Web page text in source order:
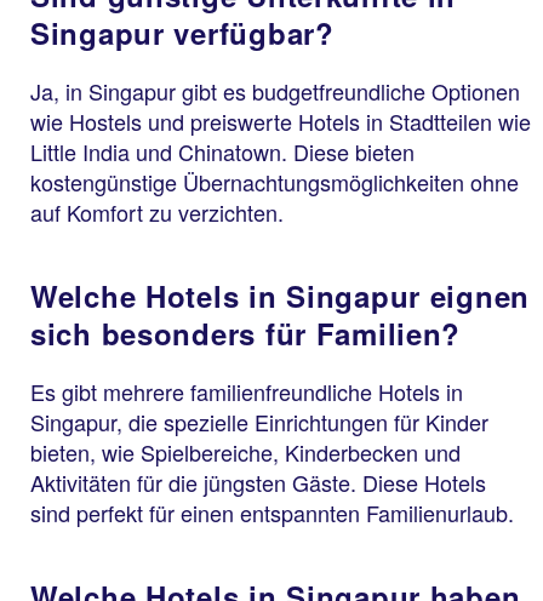
Singapur verfügbar?
Ja, in Singapur gibt es budgetfreundliche Optionen
wie Hostels und preiswerte Hotels in Stadtteilen wie
Little India und Chinatown. Diese bieten
kostengünstige Übernachtungsmöglichkeiten ohne
auf Komfort zu verzichten.
Welche Hotels in Singapur eignen
sich besonders für Familien?
Es gibt mehrere familienfreundliche Hotels in
Singapur, die spezielle Einrichtungen für Kinder
bieten, wie Spielbereiche, Kinderbecken und
Aktivitäten für die jüngsten Gäste. Diese Hotels
sind perfekt für einen entspannten Familienurlaub.